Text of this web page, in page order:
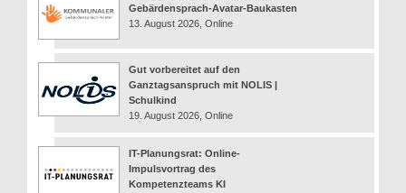
Gebärdensprach-Avatar-Baukasten
13. August 2026, Online
Gut vorbereitet auf den
Ganztagsanspruch mit NOLIS |
Schulkind
19. August 2026, Online
IT-Planungsrat: Online-
Impulsvortrag des
Kompetenzteams KI